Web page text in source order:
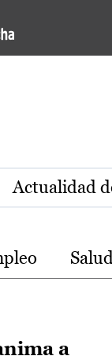
de
Actualidad
a